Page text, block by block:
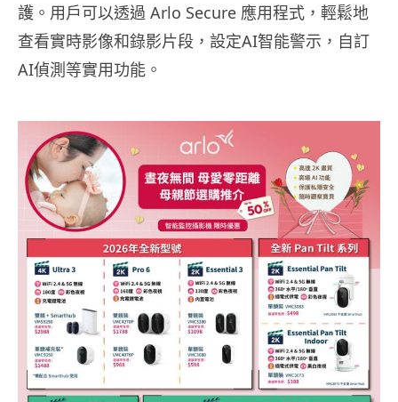
護。用戶可以透過 Arlo Secure 應用程式，輕鬆地
查看實時影像和錄影片段，設定AI智能警示，自訂
AI偵測等實用功能。